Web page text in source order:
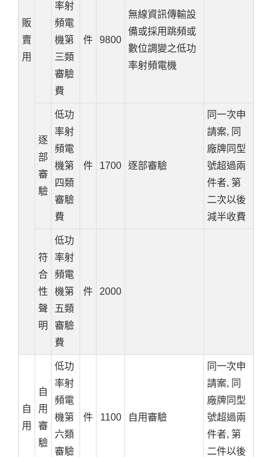
販
賣
用
率射
頻電
機第
三類
審驗
費
件 9800
無線資訊傳輸設
備或採用跳頻或
數位調變之低功
率射頻電機
逐
部
審
驗
低功
率射
頻電
機第
四類
審驗
費
件 1700 逐部審驗
同一次申
請案, 同
廠牌同型
號超過兩
件者, 第
二次以後
減半收費
符
合
性
聲
明
低功
率射
頻電
機第
五類
審驗
費
件 2000
自
用
自
用
審
驗
低功
率射
頻電
機第
六類
審驗
件 1100 自用審驗
同一次申
請案, 同
廠牌同型
號超過兩
件者, 第
二件以後